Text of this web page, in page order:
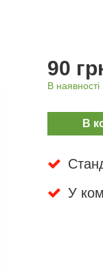
90
В наявності
В
У